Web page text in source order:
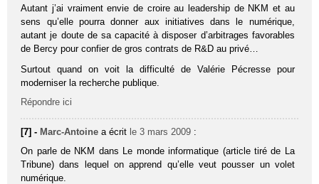
Autant j’ai vraiment envie de croire au leadership de NKM et au
sens qu’elle pourra donner aux initiatives dans le numérique,
autant je doute de sa capacité à disposer d’arbitrages favorables
de Bercy pour confier de gros contrats de R&D au privé…
Surtout quand on voit la difficulté de Valérie Pécresse pour
moderniser la recherche publique.
Répondre ici
[7] - Marc-Antoine a écrit le 3 mars 2009 :
On parle de NKM dans Le monde informatique (article tiré de La
Tribune) dans lequel on apprend qu’elle veut pousser un volet
numérique.